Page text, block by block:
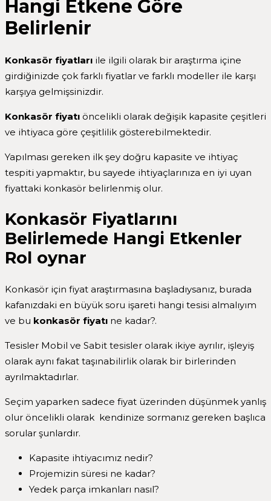
Hangi Etkene Göre
Belirlenir
Konkasör fiyatları ile ilgili olarak bir araştırma içine
girdiğinizde çok farklı fiyatlar ve farklı modeller ile karşı
karşıya gelmişsinizdir.
Konkasör fiyatı öncelikli olarak değişik kapasite çeşitleri
ve ihtiyaca göre çeşitlilik gösterebilmektedir.
Yapılması gereken ilk şey doğru kapasite ve ihtiyaç
tespiti yapmaktır, bu sayede ihtiyaçlarınıza en iyi uyan
fiyattaki konkasör belirlenmiş olur.
Konkasör Fiyatlarını
Belirlemede Hangi Etkenler
Rol oynar
Konkasör için fiyat araştırmasına başladıysanız, burada
kafanızdaki en büyük soru işareti hangi tesisi almalıyım
ve bu konkasör fiyatı ne kadar?.
Tesisler Mobil ve Sabit tesisler olarak ikiye ayrılır, işleyiş
olarak aynı fakat taşınabilirlik olarak bir birlerinden
ayrılmaktadırlar.
Seçim yaparken sadece fiyat üzerinden düşünmek yanlış
olur öncelikli olarak kendinize sormanız gereken başlıca
sorular şunlardır.
Kapasite ihtiyacımız nedir?
Projemizin süresi ne kadar?
Yedek parça imkanları nasıl?